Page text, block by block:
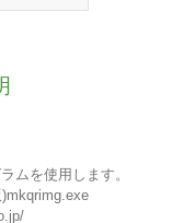
ムを使用します。